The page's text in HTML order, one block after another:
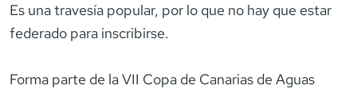
Es una travesía popular, por lo que no hay que estar
federado para inscribirse.
Forma parte de la VII Copa de Canarias de Aguas